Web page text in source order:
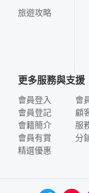
旅遊攻略
更多服務與支援
會員登入
會員登記
會籍簡介
會員有賞
精選優惠
會
顧
服
分